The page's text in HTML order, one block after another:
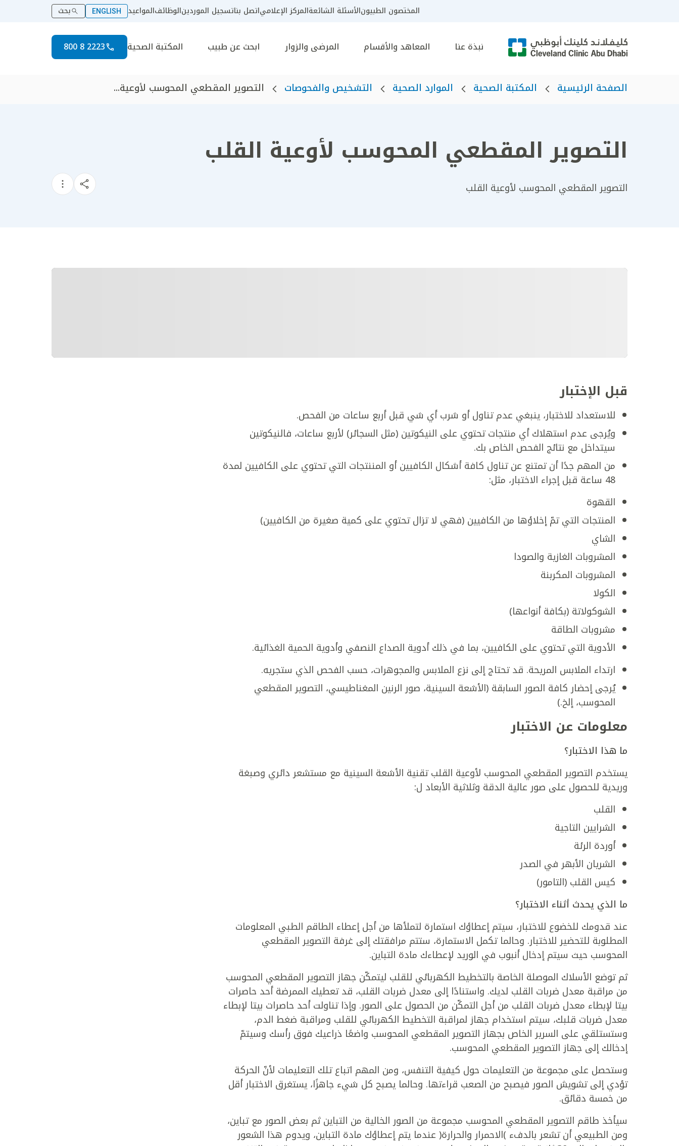
المختصون الطبيونالأسئلة الشائعةالمركز الإعلامياتصل بناتسجيل الموردينالوظائفالمواعيد ENGLISH بحث
نبذة عنا المعاهد والأقسام المرضى والزوار ابحث عن طبيب المكتبة الصحية 2223 8 800
الصفحة الرئيسية المكتبة الصحية الموارد الصحية التشخيص والفحوصات التصوير المقطعي المحوسب لأوعية...
التصوير المقطعي المحوسب لأوعية القلب
التصوير المقطعي المحوسب لأوعية القلب
قبل الإختبار
للاستعداد للاختبار، ينبغي عدم تناول أو شرب أي شي قبل أربع ساعات من الفحص.
ويُرجى عدم استهلاك أي منتجات تحتوي على النيكوتين (مثل السجائر) لأربع ساعات، فالنيكوتين
سيتداخل مع نتائج الفحص الخاص بك.
من المهم جدًا أن تمتنع عن تناول كافة أشكال الكافيين أو المننتجات التي تحتوي على الكافيين لمدة
48 ساعة قبل إجراء الاختبار، مثل:
القهوة
المنتجات التي تمّ إخلاؤها من الكافيين (فهي لا تزال تحتوي على كمية صغيرة من الكافيين)
الشاي
المشروبات الغازية والصودا
المشروبات المكربنة
الكولا
الشوكولاتة (بكافة أنواعها)
مشروبات الطاقة
الأدوية التي تحتوي على الكافيين، بما في ذلك أدوية الصداع النصفي وأدوية الحمية الغذائية.
ارتداء الملابس المريحة. قد تحتاج إلى نزع الملابس والمجوهرات، حسب الفحص الذي ستجريه.
يُرجى إحضار كافة الصور السابقة (الأشعة السينية، صور الرنين المغناطيسي، التصوير المقطعي
المحوسب، إلخ.)
معلومات عن الاختبار
ما هذا الاختبار؟
يستخدم التصوير المقطعي المحوسب لأوعية القلب تقنية الأشعة السينية مع مستشعر دائري وصبغة
وريدية للحصول على صور عالية الدقة وثلاثية الأبعاد ل:
القلب
الشرايين التاجية
أوردة الرئة
الشريان الأبهر في الصدر
كيس القلب (التامور)
ما الذي يحدث أثناء الاختبار؟
عند قدومك للخضوع للاختبار، سيتم إعطاؤك استمارة لتملأها من أجل إعطاء الطاقم الطبي المعلومات
المطلوبة للتحضير للاختبار. وحالما تكمل الاستمارة، ستتم مرافقتك إلى غرفة التصوير المقطعي
المحوسب حيث سيتم إدخال أنبوب في الوريد لإعطاءك مادة التباين.
ثم توضع الأسلاك الموصلة الخاصة بالتخطيط الكهربائي للقلب ليتمكّن جهاز التصوير المقطعي المحوسب
من مراقبة معدل ضربات القلب لديك. واستنادًا إلى معدل ضربات القلب، قد تعطيك الممرضة أحد حاصرات
بيتا لإبطاء معدل ضربات القلب من أجل التمكّن من الحصول على الصور. وإذا تناولت أحد حاصرات بيتا لإبطاء
معدل ضربات قلبك، سيتم استخدام جهاز لمراقبة التخطيط الكهربائي للقلب ومراقبة ضغط الدم،
وستستلقي على السرير الخاص بجهاز التصوير المقطعي المحوسب واضعًا ذراعيك فوق رأسك وسيتمّ
إدخالك إلى جهاز التصوير المقطعي المحوسب.
وستحصل على مجموعة من التعليمات حول كيفية التنفس، ومن المهم اتباع تلك التعليمات لأنّ الحركة
تؤدي إلى تشويش الصور فيصبح من الصعب قراءتها. وحالما يصبح كل شيء جاهزًا، يستغرق الاختبار أقل
من خمسة دقائق.
سيأخذ طاقم التصوير المقطعي المحوسب مجموعة من الصور الخالية من التباين ثم بعض الصور مع تباين،
ومن الطبيعي أن تشعر بالدفء )الاحمرار والحرارة( عندما يتم إعطاؤك مادة التباين، ويدوم هذا الشعور